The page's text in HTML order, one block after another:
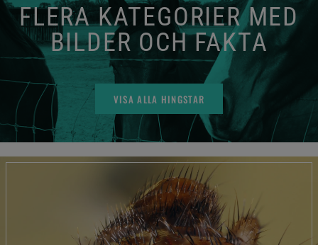
FLERA KATEGORIER MED
BILDER OCH FAKTA
VISA ALLA HINGSTAR